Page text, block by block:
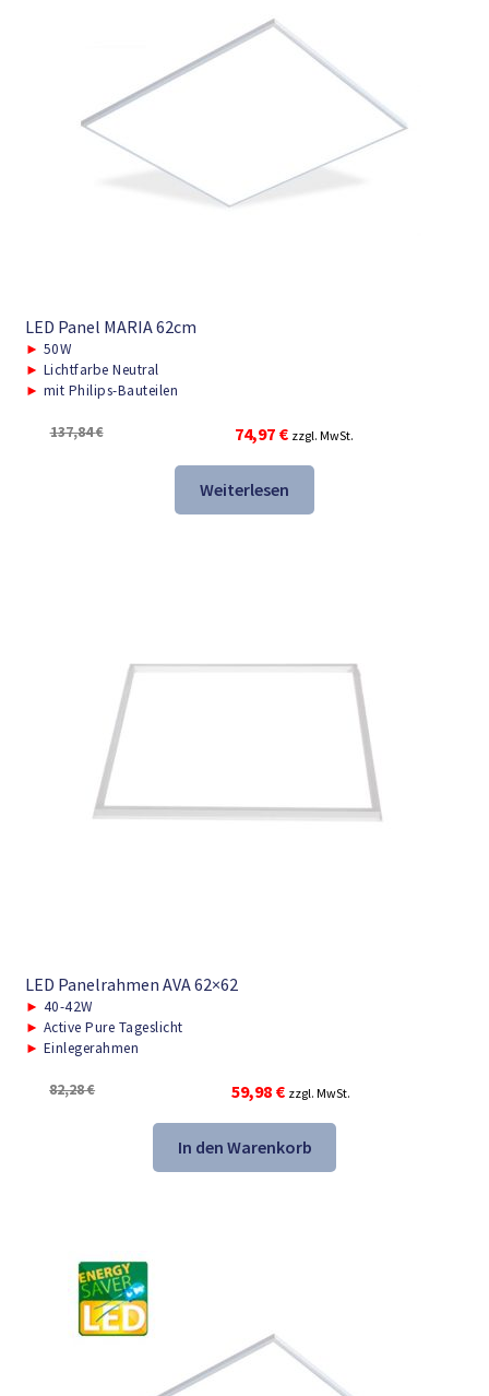
LED Panel MARIA 62cm
► 50W
► Lichtfarbe Neutral
► mit Philips-Bauteilen
137,84€
Ursprünglicher
Preis
war:
137,84 €
74,97 €Aktueller
Preis
ist:
74,97 €.
zzgl. MwSt.
Weiterlesen
LED Panelrahmen AVA 62×62
► 40-42W
► Active Pure Tageslicht
► Einlegerahmen
82,28€
Ursprünglicher
Preis
war:
82,28 €
59,98 €Aktueller
Preis
ist:
59,98 €.
zzgl. MwSt.
In den Warenkorb